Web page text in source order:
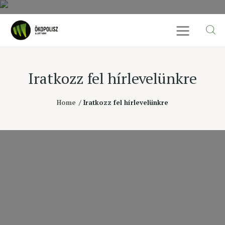
Iratkozz fel hírlevelünkre
Home Iratkozz fel hírlevelünkre
Rólunk
Cikkek
SDG célok